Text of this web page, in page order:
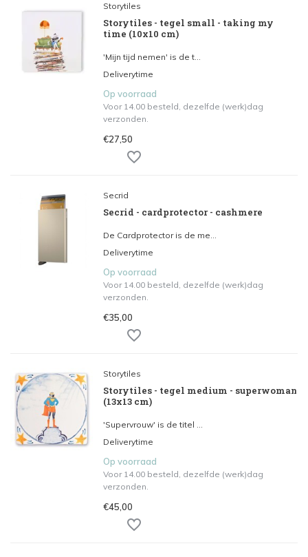
Storytiles
Storytiles - tegel small - taking my
time (10x10 cm)
'Mijn tijd nemen' is de t...
Deliverytime
Op voorraad
Voor 14.00 besteld, dezelfde (werk)dag
verzonden.
€27,50
Secrid
Secrid - cardprotector - cashmere
De Cardprotector is de me...
Deliverytime
Op voorraad
Voor 14.00 besteld, dezelfde (werk)dag
verzonden.
€35,00
Storytiles
Storytiles - tegel medium - superwoman
(13x13 cm)
'Supervrouw' is de titel ...
Deliverytime
Op voorraad
Voor 14.00 besteld, dezelfde (werk)dag
verzonden.
€45,00